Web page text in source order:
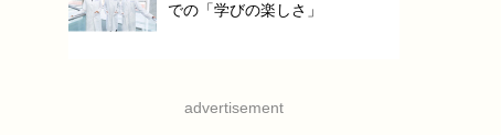
での「学びの楽しさ」
advertisement